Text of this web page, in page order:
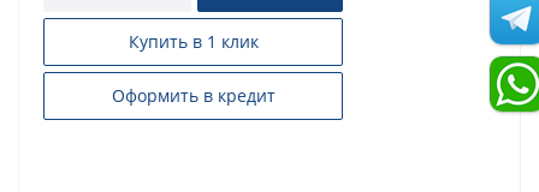
Купить в 1 клик
Оформить в кредит